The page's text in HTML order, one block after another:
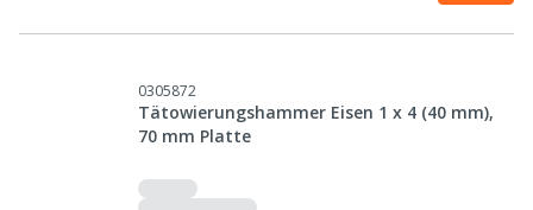
0305872
Tätowierungshammer Eisen 1 x 4 (40 mm),
70 mm Platte